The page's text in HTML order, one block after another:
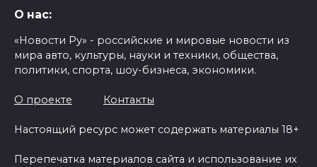
О нас:
«Новости Ру» - российские и мировые новости из
мира авто, культуры, науки и техники, общества,
политики, спорта, шоу-бизнеса, экономики.
О проекте Контакты
Настоящий ресурс может содержать материалы 18+
Перепечатка материалов сайта и использование их